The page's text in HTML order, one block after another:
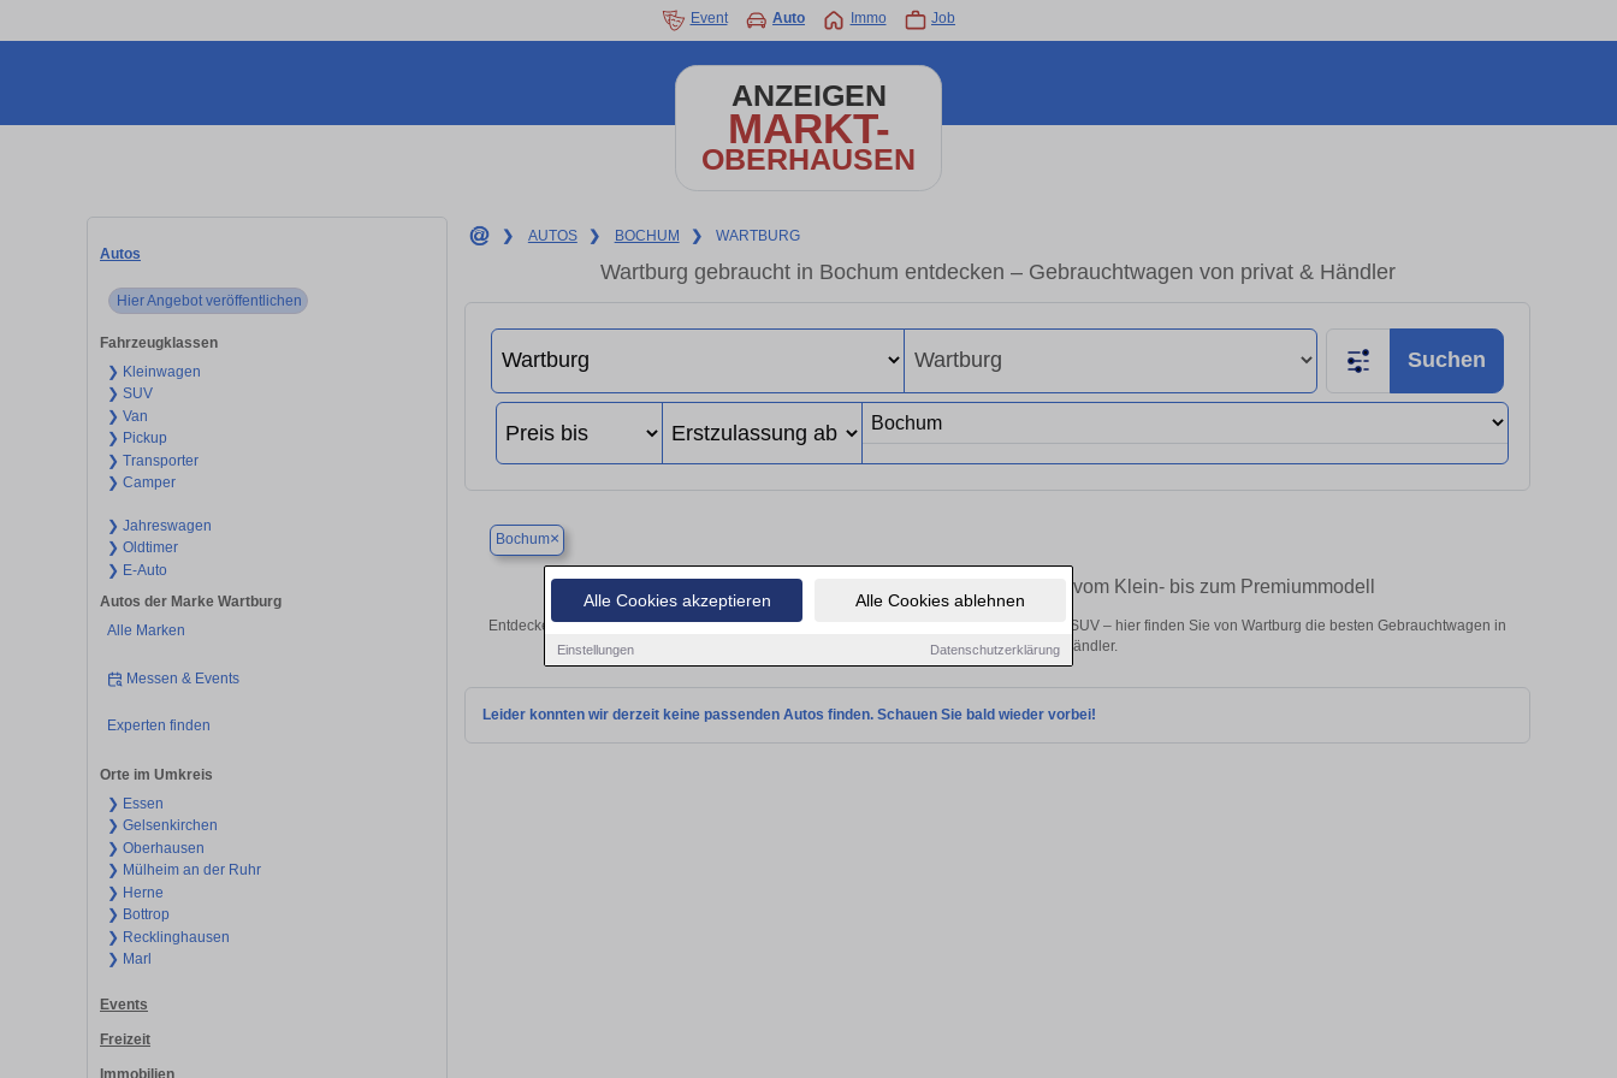
Alle Cookies akzeptieren Alle Cookies ablehnen
Einstellungen Datenschutzerklärung
Event Auto Immo Job
ANZEIGEN
MARKT-
OBERHAUSEN
Autos
Hier Angebot veröffentlichen
Fahrzeugklassen
❯ Kleinwagen
❯ SUV
❯ Van
❯ Pickup
❯ Transporter
❯ Camper
❯ Jahreswagen
❯ Oldtimer
❯ E-Auto
Autos der Marke Wartburg
Alle Marken
Messen & Events
Experten finden
Orte im Umkreis
❯ Essen
❯ Gelsenkirchen
❯ Oberhausen
❯ Mülheim an der Ruhr
❯ Herne
❯ Bottrop
❯ Recklinghausen
❯ Marl
Events
Freizeit
Immobilien
❯ AUTOS ❯ BOCHUM ❯ WARTBURG
Wartburg gebraucht in Bochum entdecken – Gebrauchtwagen von privat & Händler
Suchen
Bochum×
Finden Sie in Bochum Ihren gebrauchten Wartburg – vom Klein- bis zum Premiummodell
Entdecken Sie in Bochum gebrauchte Wartburg Fahrzeuge. Von Kleinwagen bis hin zum SUV – hier finden Sie von Wartburg die besten Gebrauchtwagen in
Bochum von privat und vom Händler.
Leider konnten wir derzeit keine passenden Autos finden. Schauen Sie bald wieder vorbei!